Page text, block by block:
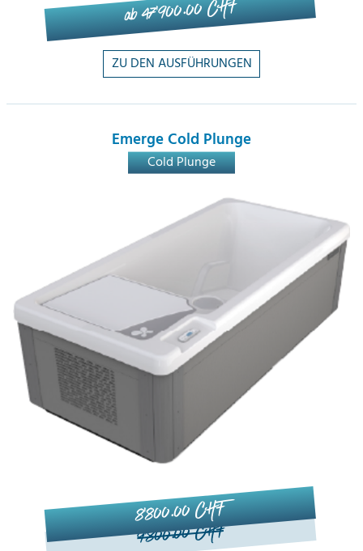
ab 47'900.00 CHF
ZU DEN AUSFÜHRUNGEN
Emerge Cold Plunge
Cold Plunge
9'800.00 CHF
8'800.00 CHF